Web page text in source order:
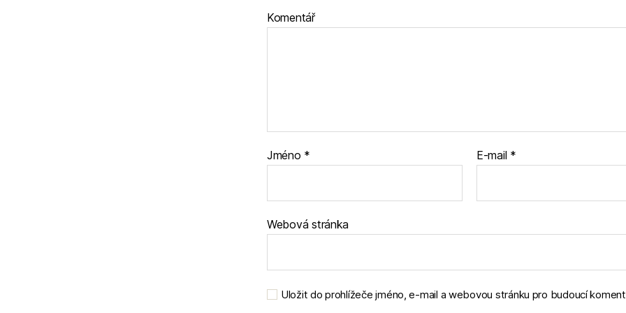
Komentář
Jméno * E-mail *
Webová stránka
Uložit do prohlížeče jméno, e-mail a webovou stránku pro budoucí